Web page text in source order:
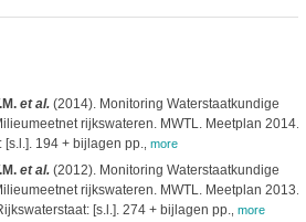
et al.(2014). Monitoring Waterstaatkundige
rijkswateren. MWTL. Meetplan 2014.
[s.l.]. 194 + bijlagen pp. more
et al.(2012). Monitoring Waterstaatkundige
rijkswateren. MWTL. Meetplan 2013.
[s.l.]. 274 + bijlagen pp. more